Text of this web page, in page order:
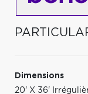
Dimensions
20' X 36'